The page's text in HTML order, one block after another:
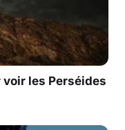
les Perséides